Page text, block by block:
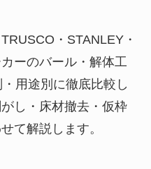
・STANLEY・
ーのバール・解体工
用途別に徹底比較し
し・床材撤去・仮枠
て解説します。